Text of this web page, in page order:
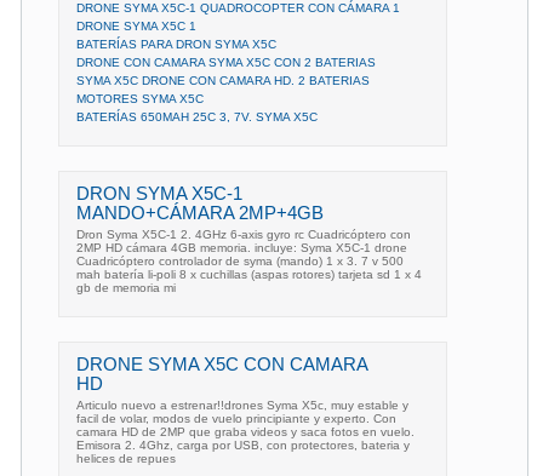
DRONE SYMA X5C-1 QUADROCOPTER CON CÁMARA 1
DRONE SYMA X5C 1
BATERÍAS PARA DRON SYMA X5C
DRONE CON CAMARA SYMA X5C CON 2 BATERIAS
SYMA X5C DRONE CON CAMARA HD. 2 BATERIAS
MOTORES SYMA X5C
BATERÍAS 650MAH 25C 3, 7V. SYMA X5C
DRON SYMA X5C-1
MANDO+CÁMARA 2MP+4GB
Dron Syma X5C-1 2. 4GHz 6-axis gyro rc Cuadricóptero con
2MP HD cámara 4GB memoria. incluye: Syma X5C-1 drone
Cuadricóptero controlador de syma (mando) 1 x 3. 7 v 500
mah batería li-poli 8 x cuchillas (aspas rotores) tarjeta sd 1 x 4
gb de memoria mi
DRONE SYMA X5C CON CAMARA
HD
Articulo nuevo a estrenar!!drones Syma X5c, muy estable y
facil de volar, modos de vuelo principiante y experto. Con
camara HD de 2MP que graba videos y saca fotos en vuelo.
Emisora 2. 4Ghz, carga por USB, con protectores, bateria y
helices de repues